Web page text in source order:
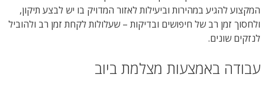
המקצוע להגיע במהירות וביעילות לאזור המדויק בו יש לבצע תיקון,
ולחסוך זמן רב של חיפושים ובדיקות – שעלולות לקחת זמן רב ולהוביל
לנזקים שונים.
עבודה באמצעות מצלמת ביוב